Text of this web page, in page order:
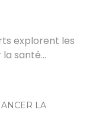
explorent les
la santé…
LA